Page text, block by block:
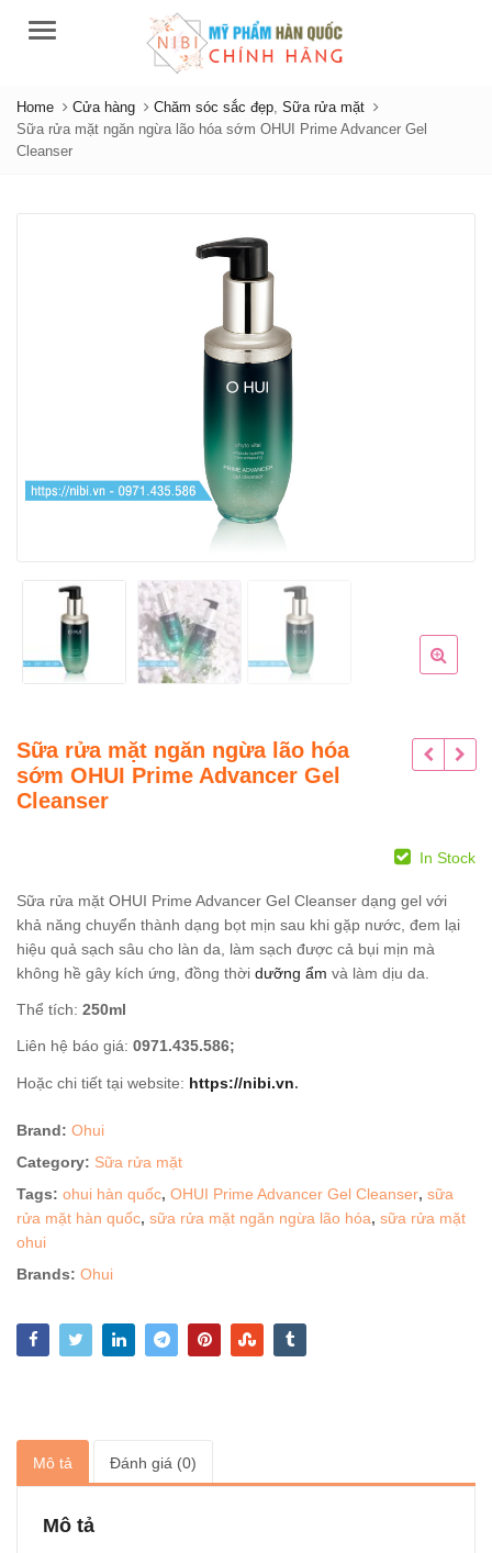
Menu
Home Cửa hàng Chăm sóc sắc đẹp, Sữa rửa mặt
Sữa rửa mặt ngăn ngừa lão hóa sớm OHUI Prime Advancer Gel
Cleanser
Sữa rửa mặt ngăn ngừa lão hóa
sớm OHUI Prime Advancer Gel
Cleanser
In Stock
Sữa rửa mặt OHUI Prime Advancer Gel Cleanser dạng gel với
khả năng chuyển thành dạng bọt mịn sau khi gặp nước, đem lại
hiệu quả sạch sâu cho làn da, làm sạch được cả bụi mịn mà
không hề gây kích ứng, đồng thời dưỡng ẩm và làm dịu da.
Thể tích: 250ml
Liên hệ báo giá: 0971.435.586;
Hoặc chi tiết tại website: https://nibi.vn.
Brand: Ohui
Category: Sữa rửa mặt
Tags: ohui hàn quốc, OHUI Prime Advancer Gel Cleanser, sữa
rửa mặt hàn quốc, sữa rửa mặt ngăn ngừa lão hóa, sữa rửa mặt
ohui
Brands: Ohui
Mô tả Đánh giá (0)
Mô tả